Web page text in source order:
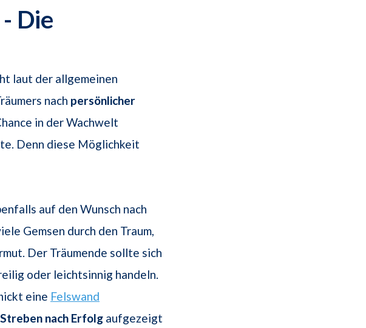
Die
laut der allgemeinen
nach persönlicher
in der Wachwelt
Denn diese Möglichkeit
auf den Wunsch nach
Gemsen durch den Traum,
Der Träumende sollte sich
oder leichtsinnig handeln.
eine Felswand
Streben nach Erfolg aufgezeigt